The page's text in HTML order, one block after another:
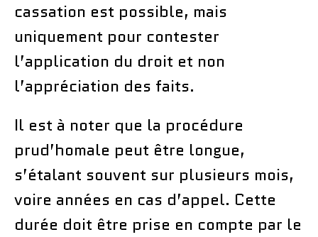
cassation est possible, mais
uniquement pour contester
l’application du droit et non
l’appréciation des faits.
Il est à noter que la procédure
prud’homale peut être longue,
s’étalant souvent sur plusieurs mois,
voire années en cas d’appel. Cette
durée doit être prise en compte par le